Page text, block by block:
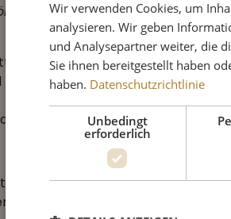
so dieVerdauung.
erfolgt bei niedrigeren
zu gewährleisten.
Hunde.
auf zwei Mahlzeiten verteilt und
Ihrem Hund stets frisches
Wir verwenden Cookies, um
analysieren. Wir geben
und Analysepartner weiter, die
Sie ihnen bereitgestellt haben
haben. Datenschutzrichtlinie
Unbedingt
erforderlich